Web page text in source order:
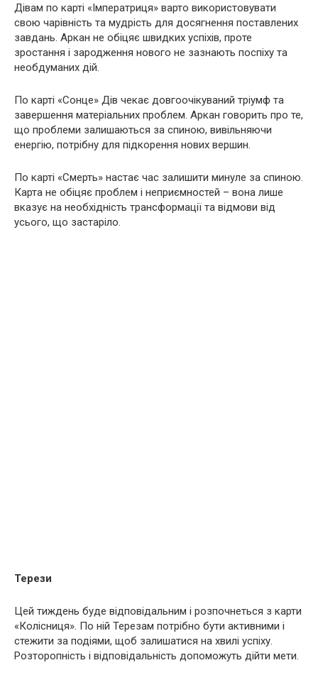
Дівам по карті «Імператриця» варто використовувати
свою чарівність та мудрість для досягнення поставлених
завдань. Аркан не обіцяє швидких успіхів, проте
зростання і зародження нового не зазнають поспіху та
необдуманих дій.
По карті «Сонце» Дів чекає довгоочікуваний тріумф та
завершення матеріальних проблем. Аркан говорить про те,
що проблеми залишаються за спиною, вивільняючи
енергію, потрібну для підкорення нових вершин.
По карті «Смерть» настає час залишити минуле за спиною.
Карта не обіцяє проблем і неприємностей – вона лише
вказує на необхідність трансформації та відмови від
усього, що застаріло.
Терези
Цей тиждень буде відповідальним і розпочнеться з карти
«Колісниця». По ній Терезам потрібно бути активними і
стежити за подіями, щоб залишатися на хвилі успіху.
Розторопність і відповідальність допоможуть дійти мети.